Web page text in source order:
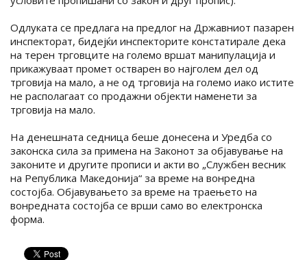
Одлуката се предлага на предлог на Државниот пазарен
инспекторат, бидејќи инспекторите констатирале дека
на терен трговците на големо вршат манипулација и
прикажуваат промет остварен во најголем дел од
трговија на мало, а не од трговија на големо иако истите
не располагаат со продажни објекти наменети за
трговија на мало.
На денешната седница беше донесена и Уредба со
законска сила за примена на Законот за објавување на
законите и другите прописи и акти во „Службен весник
на Република Македонија“ за време на вонредна
состојба. Објавувањето за време на траењето на
вонредната состојба се врши само во електронска
форма.